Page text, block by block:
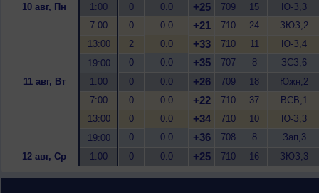
10 авг, Пн
1:00 0 0.0 +25 709 15
Ю-З,3
7:00
0 0.0 +21 710 24
ЗЮЗ,2
13:00
2 0.0 +33 710 11
Ю-З,4
19:00
0 0.0 +35 707 8
ЗСЗ,6
11 авг, Вт
1:00 0 0.0 +26 709 18
Южн,2
7:00
0 0.0 +22 710 37
ВСВ,1
13:00
0 0.0 +34 710 10
Ю-З,3
19:00
0 0.0 +36 708 8
Зап,3
12 авг, Ср
1:00 0 0.0 +25 710 16 ЗЮЗ,3